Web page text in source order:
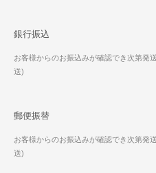
銀行振込
お客様からのお振込みが確認でき次第発
送)
郵便振替
お客様からのお振込みが確認でき次第発
送)